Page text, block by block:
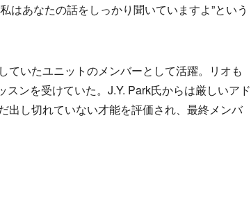
はあなたの話をしっかり聞いていますよ”という
いたユニットのメンバーとして活躍。リオも
ンを受けていた。J.Y. Park氏からは厳しいアド
出し切れていない才能を評価され、最終メンバ